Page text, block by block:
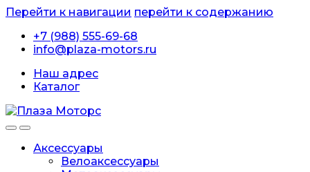
Перейти к навигации перейти к содержанию
+7 (988) 555-69-68
info@plaza-motors.ru
Наш адрес
Каталог
Аксессуары
Велоаксессуары